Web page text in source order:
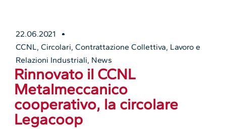
22.06.2021
CCNL,Circolari,Contrattazione Collettiva, Lavoro e
Relazioni Industriali, News
Rinnovato il CCNL
Metalmeccanico
cooperativo, la circolare
Legacoop